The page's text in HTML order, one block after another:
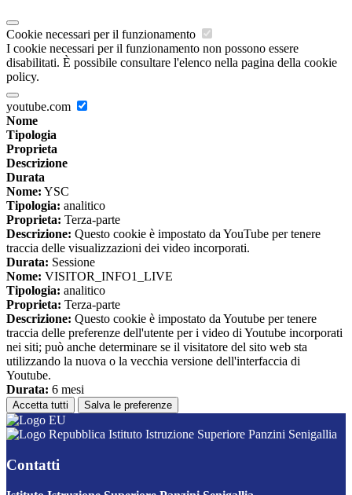
Cookie necessari per il funzionamento
I cookie necessari per il funzionamento non possono essere
disabilitati. È possibile consultare l'elenco nella pagina della cookie
policy.
youtube.com
Nome
Tipologia
Proprieta
Descrizione
Durata
Nome: YSC
Tipologia: analitico
Proprieta: Terza-parte
Descrizione: Questo cookie è impostato da YouTube per tenere
traccia delle visualizzazioni dei video incorporati.
Durata: Sessione
Nome: VISITOR_INFO1_LIVE
Tipologia: analitico
Proprieta: Terza-parte
Descrizione: Questo cookie è impostato da Youtube per tenere
traccia delle preferenze dell'utente per i video di Youtube incorporati
nei siti; può anche determinare se il visitatore del sito web sta
utilizzando la nuova o la vecchia versione dell'interfaccia di
Youtube.
Durata: 6 mesi
Accetta tutti Salva le preferenze
Istituto Istruzione Superiore Panzini Senigallia
Contatti